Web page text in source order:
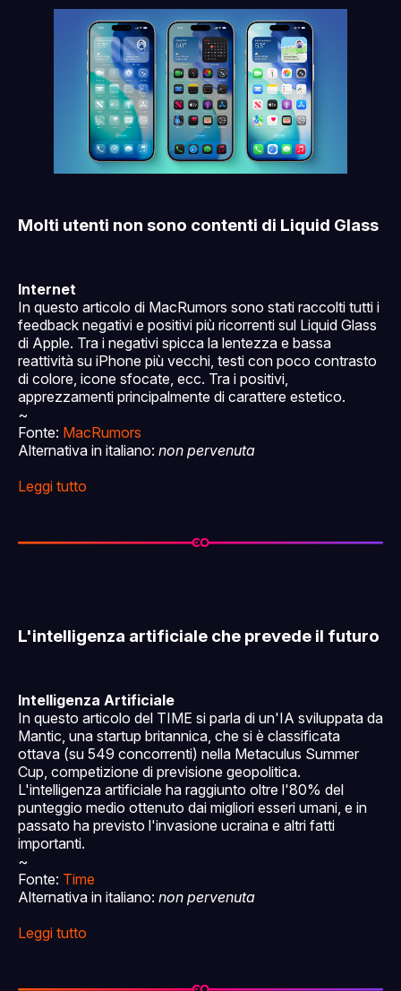
Molti utenti non sono contenti di Liquid Glass
Internet
In questo articolo di MacRumors sono stati raccolti tutti i
feedback negativi e positivi più ricorrenti sul Liquid Glass
di Apple. Tra i negativi spicca la lentezza e bassa
reattività su iPhone più vecchi, testi con poco contrasto
di colore, icone sfocate, ecc. Tra i positivi,
apprezzamenti principalmente di carattere estetico.
~
Fonte: MacRumors
Alternativa in italiano: non pervenuta
Leggi tutto
L'intelligenza artificiale che prevede il futuro
Intelligenza Artificiale
In questo articolo del TIME si parla di un'IA sviluppata da
Mantic, una startup britannica, che si è classificata
ottava (su 549 concorrenti) nella Metaculus Summer
Cup, competizione di previsione geopolitica.
L'intelligenza artificiale ha raggiunto oltre l'80% del
punteggio medio ottenuto dai migliori esseri umani, e in
passato ha previsto l'invasione ucraina e altri fatti
importanti.
~
Fonte: Time
Alternativa in italiano: non pervenuta
Leggi tutto